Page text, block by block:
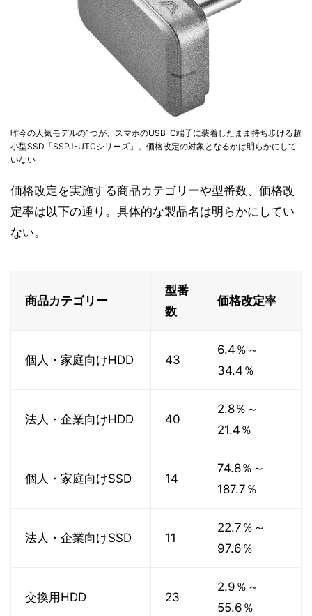
昨今の人気モデルの1つが、スマホのUSB-C端子に装着したまま持ち歩ける超
小型SSD「SSPJ-UTCシリーズ」。価格改定の対象となるかは明らかにして
いない
価格改定を実施する商品カテゴリーや型番数、価格改
定率は以下の通り。具体的な製品名は明らかにしてい
ない。
商品カテゴリー
型番
数
価格改定率
個人・家庭向けHDD 43
6.4％～
34.4％
法人・企業向けHDD 40
2.8％～
21.4％
個人・家庭向けSSD 14
74.8％～
187.7％
法人・企業向けSSD 11
22.7％～
97.6％
交換用HDD 23
2.9％～
55.6％